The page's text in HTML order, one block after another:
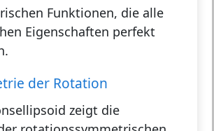
Funktionen, die alle
Eigenschaften perfekt
der Rotation
zeigt die